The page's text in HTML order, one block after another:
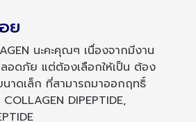
ย
นะคะคุณๆ เนื่องจากมีงาน
อดภัย แต่ต้องเลือกให้เป็น ต้อง
นาดเล็ก ที่สามารถมาออกฤทธิ์
DIPEPTIDE,